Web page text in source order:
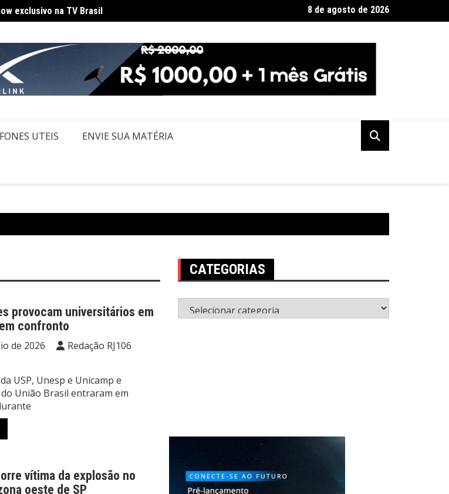
desentendimento no trânsito
Saiba quando será o recesso de fim de ano para servidores públicos
8 de agosto de 2026
UTEIS ENVIE SUA MATÉRIA
provocam universitários em
confronto
de 2026
Redação RJ106
USP, Unesp e Unicamp e
União Brasil entraram em
vítima da explosão no
oeste de SP
CATEGORIAS
Categorias